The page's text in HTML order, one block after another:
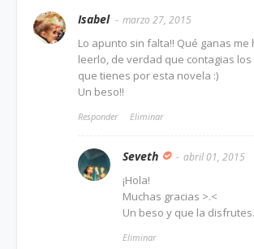
Isabel marzo 27, 2015
Lo apunto sin falta!! Qué ganas
leerlo, de verdad que contagias
que tienes por esta novela :)
Un beso!!
Responder Eliminar
Seveth abril 01, 2015
¡Hola!
Muchas gracias >.<
Un beso y que la disfrutes.
Eliminar